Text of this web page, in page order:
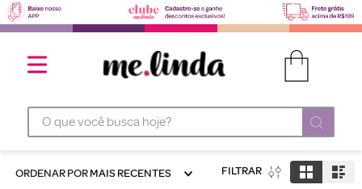
O que você busca hoje?
ORDENAR PORMAIS RECENTES FILTRAR